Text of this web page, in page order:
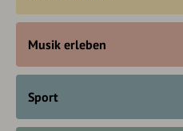
Musik erleben
Sport